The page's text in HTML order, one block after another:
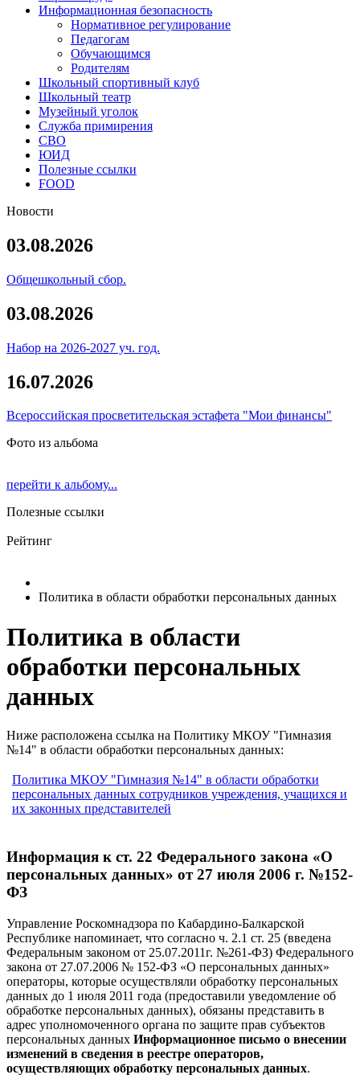
Информационная безопасность
Нормативное регулирование
Педагогам
Обучающимся
Родителям
Школьный спортивный клуб
Школьный театр
Музейный уголок
Служба примирения
СВО
ЮИД
Полезные ссылки
FOOD
Новости
03.08.2026
Общешкольный сбор.
03.08.2026
Набор на 2026-2027 уч. год.
16.07.2026
Всероссийская просветительская эстафета "Мои финансы"
Фото из альбома
перейти к альбому...
Полезные ссылки
Рейтинг
Политика в области обработки персональных данных
Политика в области
обработки персональных
данных
Ниже расположена ссылка на Политику МКОУ "Гимназия
№14" в области обработки персональных данных:
Политика МКОУ "Гимназия №14" в области обработки
персональных данных сотрудников учреждения, учащихся и
их законных представителей
Информация к ст. 22 Федерального закона «О
персональных данных» от 27 июля 2006 г. №152-
ФЗ
Управление Роскомнадзора по Кабардино-Балкарской
Республике напоминает, что согласно ч. 2.1 ст. 25 (введена
Федеральным законом от 25.07.2011г. №261-ФЗ) Федерального
закона от 27.07.2006 № 152-ФЗ «О персональных данных»
операторы, которые осуществляли обработку персональных
данных до 1 июля 2011 года (предоставили уведомление об
обработке персональных данных), обязаны представить в
адрес уполномоченного органа по защите прав субъектов
персональных данных Информационное письмо о внесении
изменений в сведения в реестре операторов,
осуществляющих обработку персональных данных.